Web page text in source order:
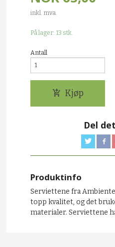
inkl. mva.
På lager: 13 stk.
Antall
Kjøp
Del
Produktinfo
Serviettene fra
topp kvalitet, og det
materialer. Serviettene